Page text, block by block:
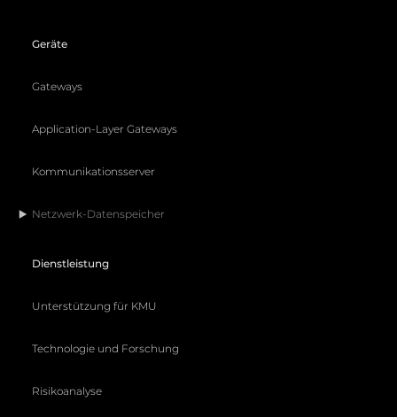
Geräte
Gateways
Application-Layer Gateways
Kommunikationsserver
Netzwerk-Datenspeicher
Dienstleistung
Unterstützung für KMU
Technologie und Forschung
Risikoanalyse